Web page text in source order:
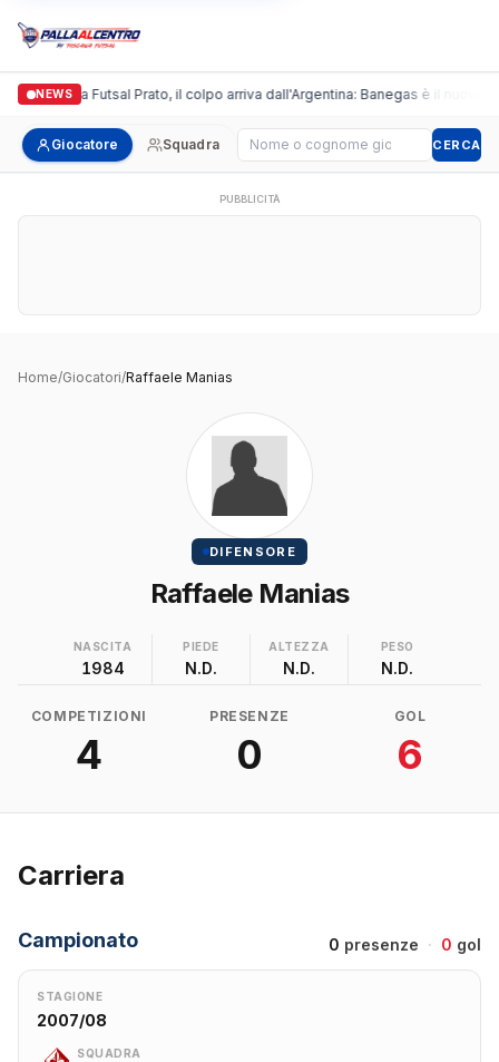
NEWS
Italgronda Futsal Prato, il colpo arriva dall'Argentina: Banegas è il nuovo
Giocatore Squadra Cerca giocatore CERCA
PUBBLICITÀ
Home/Giocatori/Raffaele Manias
DIFENSORE
Raffaele Manias
NASCITA
1984
PIEDE
N.D.
ALTEZZA
N.D.
PESO
N.D.
COMPETIZIONI
4
PRESENZE
0
GOL
6
Carriera
Campionato 0 presenze · 0 gol
STAGIONE
2007/08
SQUADRA